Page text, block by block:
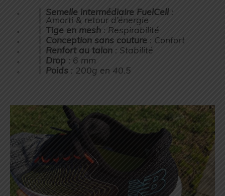
Semelle intermédiaire FuelCell :
Amorti & retour d’énergie
Tige en mesh : Respirabilité
Conception sans couture : Confort
Renfort au talon : Stabilité
Drop : 6 mm
Poids : 200g en 40.5